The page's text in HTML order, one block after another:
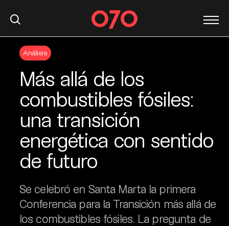
Análisis
Más allá de los
combustibles fósiles:
una transición
energética con sentido
de futuro
Se celebró en Santa Marta la primera
Conferencia para la Transición más allá de
los combustibles fósiles. La pregunta de